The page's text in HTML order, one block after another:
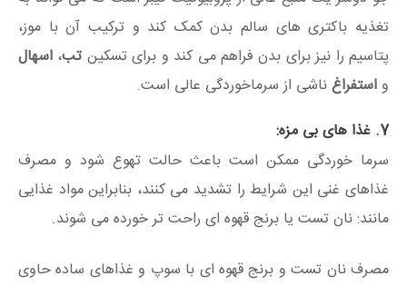
تغذیه باکتری های سالم بدن کمک کند و ترکیب آن با موز،
پتاسیم را نیز برای بدن فراهم می کند و برای تسکین تب، اسهال
واستفراغناشی از سرماخوردگی عالی است.
7. غذا های بی مزه:
سرما خوردگی ممکن است باعث حالت تهوع شود و مصرف
غذاهای غنی این شرایط را تشدید می کنند، بنابراین مواد غذایی
مانند: نان تست یا برنج قهوه ای راحت تر خورده می شوند.
مصرف نان تست و برنج قهوه ای با سوپ و غذاهای ساده حاوی